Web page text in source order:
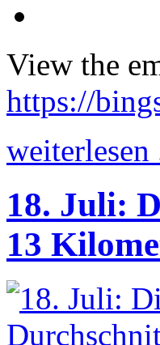
View the
https://
weiterlesen
18. Juli:
13